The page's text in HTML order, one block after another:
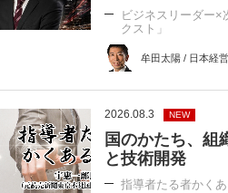
ビジネスリーダー×
クスト」
牟田太陽 / 日本経
2026.08.3 NEW
国のかたち、組
と技術開発
指導者たる者かく